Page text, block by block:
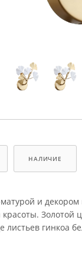
НАЛИЧИЕ
и
листьев гинкоа